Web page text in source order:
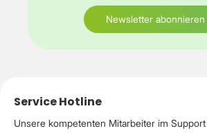
Pizzarette Original Cool Touch Pizzaofen6
Pizzaheber1 × Teigausstecher1 ×
Newsletter abonnieren
Service Hotline
Unsere kompetenten Mitarbeiter im